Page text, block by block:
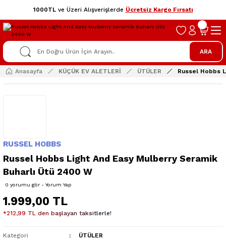
1000TLve Üzeri Alışverişlerde Ücretsiz Kargo Fırsatı
ARA
Anasayfa KÜÇÜK EV ALETLERİ ÜTÜLER Russel Hobbs
RUSSEL HOBBS
Russel Hobbs Light And Easy Mulberry Seramik
Buharlı Ütü 2400 W
0 yorumu gör - Yorum Yap
1.999,00 TL
*212,99 TL den başlayan taksitlerle!
Kategori
ÜTÜLER